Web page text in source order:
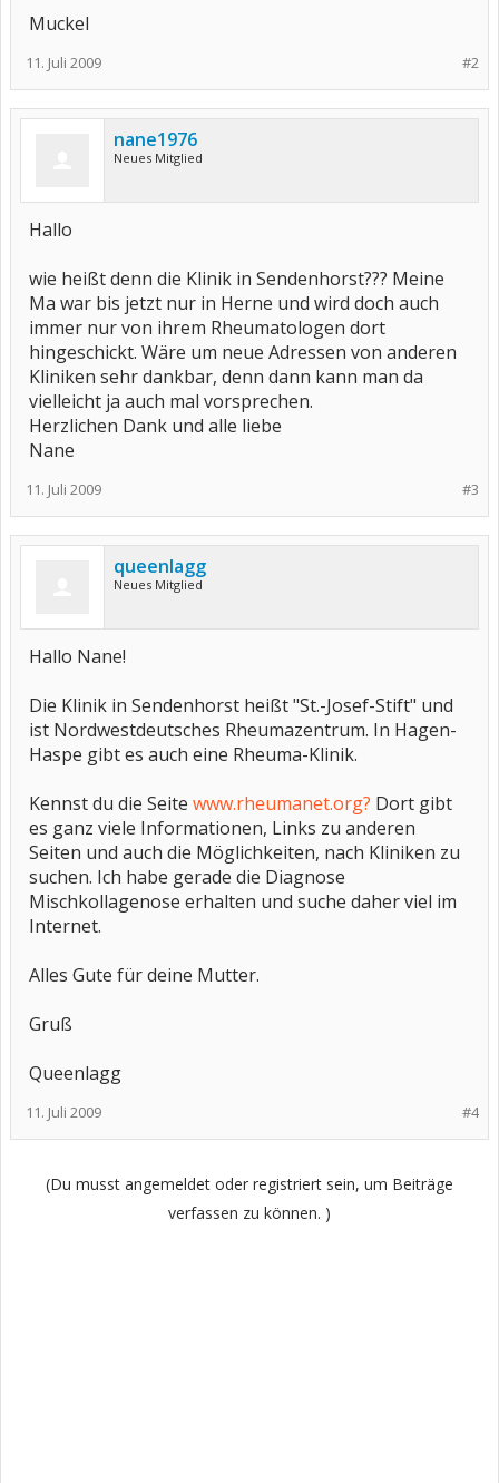
Muckel
#2
11. Juli 2009
nane1976
Neues Mitglied
Hallo
wie heißt denn die Klinik in Sendenhorst??? Meine
Ma war bis jetzt nur in Herne und wird doch auch
immer nur von ihrem Rheumatologen dort
hingeschickt. Wäre um neue Adressen von anderen
Kliniken sehr dankbar, denn dann kann man da
vielleicht ja auch mal vorsprechen.
Herzlichen Dank und alle liebe
Nane
#3
11. Juli 2009
queenlagg
Neues Mitglied
Hallo Nane!
Die Klinik in Sendenhorst heißt "St.-Josef-Stift" und
ist Nordwestdeutsches Rheumazentrum. In Hagen-
Haspe gibt es auch eine Rheuma-Klinik.
Kennst du die Seite www.rheumanet.org? Dort gibt
es ganz viele Informationen, Links zu anderen
Seiten und auch die Möglichkeiten, nach Kliniken zu
suchen. Ich habe gerade die Diagnose
Mischkollagenose erhalten und suche daher viel im
Internet.
Alles Gute für deine Mutter.
Gruß
Queenlagg
#4
11. Juli 2009
(Du musst angemeldet oder registriert sein, um Beiträge
verfassen zu können. )